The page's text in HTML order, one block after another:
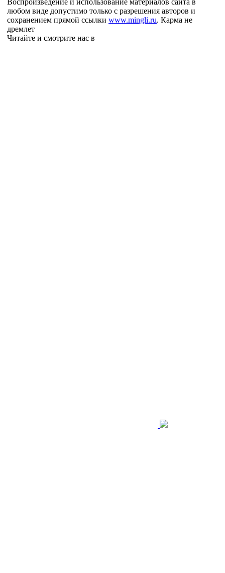
Воспроизведение и использование материалов сайта в
любом виде допустимо только с разрешения авторов и
сохранением прямой ссылки www.mingli.ru. Карма не
дремлет
Читайте и смотрите нас в